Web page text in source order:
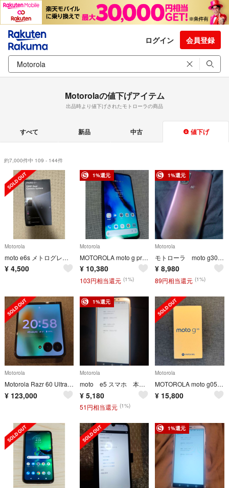
ログイン 会員登録
Motorolaの値下げアイテム
出品時より値下げされたモトローラの商品
すべて 新品 中古 値下げ
約7,000件中 109 - 144件
Motorola
moto e6s メトログレー 32GB
¥ 4,500
1%還元
Motorola
MOTOROLA moto g pro スマートフォン本体 シムフリー スマホ
¥ 10,380
103円相当還元 (1%)
1%還元
Motorola
モトローラ moto g30シムフリー 楽天モバイルリンク スマートフォン本体
¥ 8,980
89円相当還元 (1%)
Motorola
Motorola Razr 60 Ultra 国内モデル
¥ 123,000
1%還元
Motorola
moto e5 スマホ 本体 モトローラ スマートフォン 本体 ワイモバイル
¥ 5,180
51円相当還元 (1%)
Motorola
MOTOROLA moto g05 本体 新品未使用 ミスティブルー
¥ 15,800
1%還元